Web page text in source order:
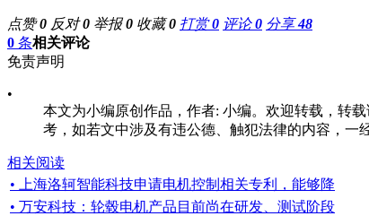
点赞0 反对0 举报0 收藏0 打赏0 评论0 分享48
0 条相关评论
免责声明
•
本文为小编原创作品，作者: 小编。欢迎转载，转
考，如若文中涉及有违公德、触犯法律的内容，
相关阅读
• 上海洛轲智能科技申请电机控制相关专利，能够降
• 万安科技：轮毂电机产品目前尚在研发、测试阶段